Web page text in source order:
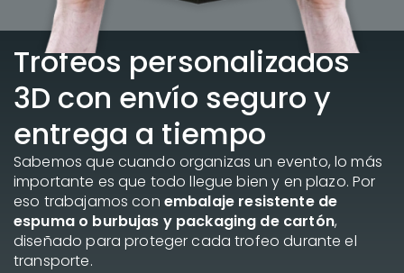
Trofeos personalizados
3D con envío seguro y
entrega a tiempo
Sabemos que cuando organizas un evento, lo más
importante es que todo llegue bien y en plazo. Por
eso trabajamos con embalaje resistente de
espuma o burbujas y packaging de cartón,
diseñado para proteger cada trofeo durante el
transporte.